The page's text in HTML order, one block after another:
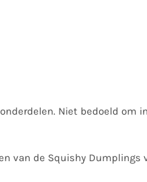
Niet bedoeld om
van de Squishy